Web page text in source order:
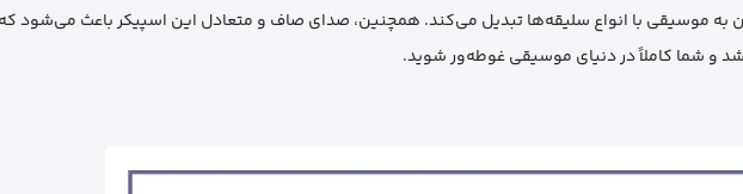
به موسیقی با انواع سلیقه‌ها تبدیل می‌کند. همچنین، صدای صاف و متعادل این اسپیکر باعث می‌شود
و شما کاملاً در دنیای موسیقی غوطه‌ور شوید.